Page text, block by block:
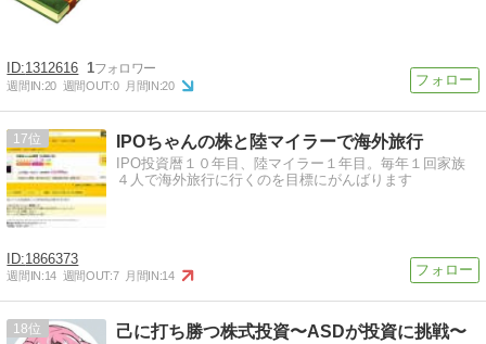
1312616 1
週間IN:20 週間OUT:0 月間IN:20
17 IPOちゃんの株と陸マイラーで海外旅行
IPO投資暦１０年目、陸マイラー１年目。毎年１回家族
４人で海外旅行に行くのを目標にがんばります
1866373
週間IN:14 週間OUT:7 月間IN:14
18 己に打ち勝つ株式投資〜ASDが投資に挑戦〜